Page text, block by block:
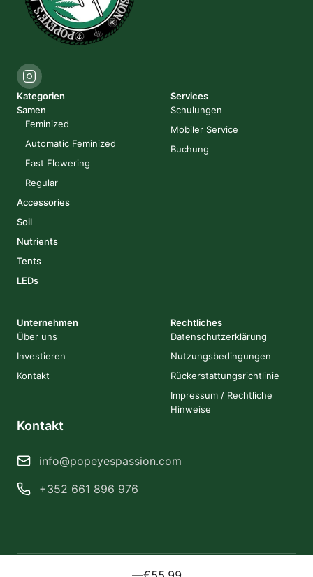
Kategorien
Samen
Feminized
Automatic Feminized
Fast Flowering
Regular
Accessories
Soil
Nutrients
Tents
LEDs
Services
Schulungen
Mobiler Service
Buchung
Unternehmen
Über uns
Investieren
Kontakt
Rechtliches
Datenschutzerklärung
Nutzungsbedingungen
Rückerstattungsrichtlinie
Impressum / Rechtliche
Hinweise
Kontakt
info@popeyespassion.com
+352 661 896 976